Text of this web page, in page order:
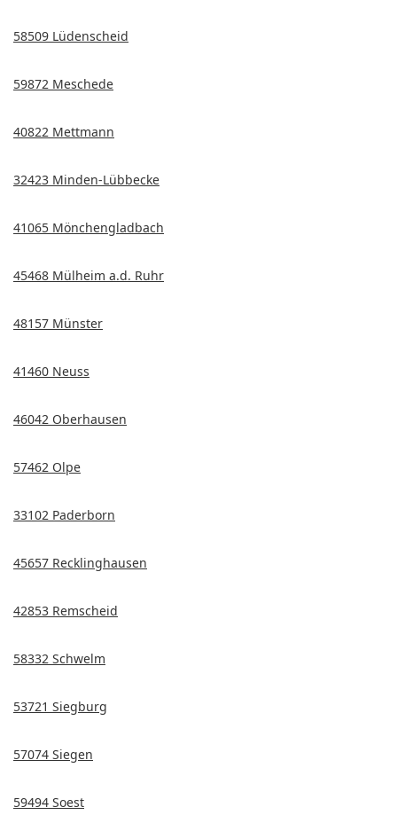
58509 Lüdenscheid
59872 Meschede
40822 Mettmann
32423 Minden-Lübbecke
41065 Mönchengladbach
45468 Mülheim a.d. Ruhr
48157 Münster
41460 Neuss
46042 Oberhausen
57462 Olpe
33102 Paderborn
45657 Recklinghausen
42853 Remscheid
58332 Schwelm
53721 Siegburg
57074 Siegen
59494 Soest